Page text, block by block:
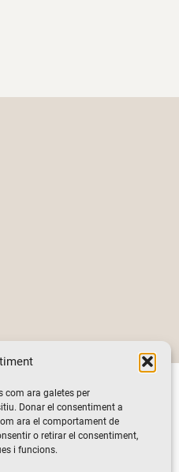
com ara galetes per
Donar el consentiment a
ara el comportament de
o retirar el consentiment,
i funcions.